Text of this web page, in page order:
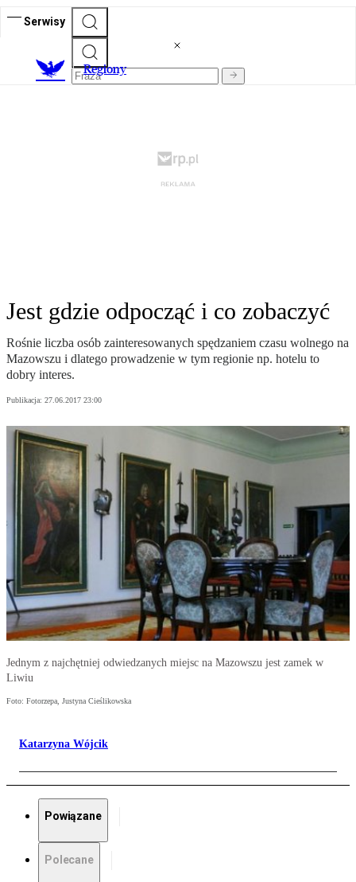
Serwisy
Regiony
Jest gdzie odpocząć i co zobaczyć
Rośnie liczba osób zainteresowanych spędzaniem czasu wolnego na
Mazowszu i dlatego prowadzenie w tym regionie np. hotelu to
dobry interes.
Publikacja: 27.06.2017 23:00
Jednym z najchętniej odwiedzanych miejsc na Mazowszu jest zamek w
Liwiu
Foto: Fotorzepa, Justyna Cieślikowska
Katarzyna Wójcik
Powiązane
Polecane